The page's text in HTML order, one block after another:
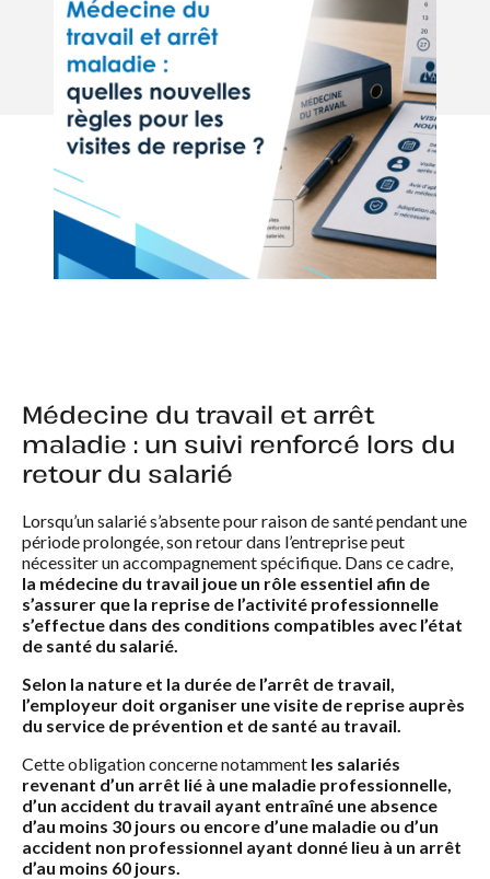
Médecine du travail et arrêt
maladie : un suivi renforcé lors du
retour du salarié
Lorsqu’un salarié s’absente pour raison de santé pendant une
période prolongée, son retour dans l’entreprise peut
nécessiter un accompagnement spécifique. Dans ce cadre,
la médecine du travail joue un rôle essentiel afin de
s’assurer que la reprise de l’activité professionnelle
s’effectue dans des conditions compatibles avec l’état
de santé du salarié.
Selon la nature et la durée de l’arrêt de travail,
l’employeur doit organiser une visite de reprise auprès
du service de prévention et de santé au travail.
Cette obligation concerne notamment les salariés
revenant d’un arrêt lié à une maladie professionnelle,
d’un accident du travail ayant entraîné une absence
d’au moins 30 jours ou encore d’une maladie ou d’un
accident non professionnel ayant donné lieu à un arrêt
d’au moins 60 jours.